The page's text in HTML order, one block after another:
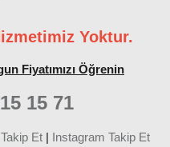
Yoktur.
Fiyatımızı Öğrenin
15 71
Et | Instagram Takip Et